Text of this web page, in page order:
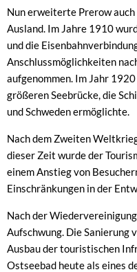
Nun erweiterte Prerow
Ausland. Im Jahre 1910
und die
Anschlussmöglichkeiten
aufgenommen. Im Jahr
größeren Seebrücke, die
und Schweden ermöglichte.
Nach dem Zweiten
dieser Zeit wurde der
einem Anstieg von
Einschränkungen in der
Nach der
Aufschwung. Die Sanierung
Ausbau der touristischen
Ostseebad heute als eines